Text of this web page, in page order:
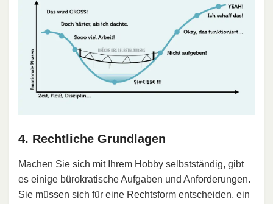
4. Rechtliche Grundlagen
Machen Sie sich mit Ihrem Hobby selbstständig, gibt
es einige bürokratische Aufgaben und Anforderungen.
Sie müssen sich für eine Rechtsform entscheiden, ein